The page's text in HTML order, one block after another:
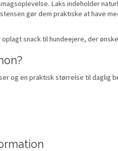
Laks indeholder
gør dem praktiske at have
snack til hundeejere, der
og en praktisk størrelse til daglig